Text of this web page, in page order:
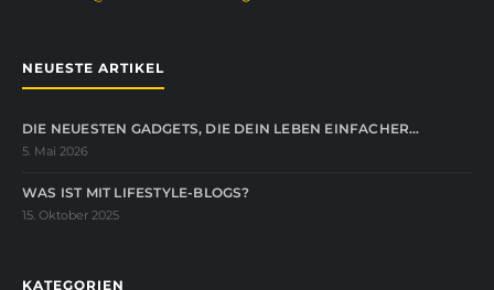
NEUESTE ARTIKEL
DIE NEUESTEN GADGETS, DIE DEIN LEBEN EINFACHER…
5. Mai 2026
WAS IST MIT LIFESTYLE-BLOGS?
15. Oktober 2025
KATEGORIEN